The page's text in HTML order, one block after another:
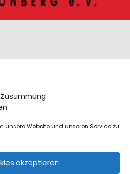
unsere Website und unseren Service zu
akzeptieren